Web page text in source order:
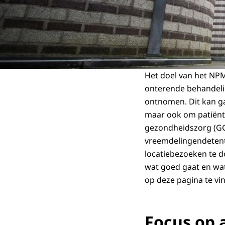
Het doel van het
onterende
ontnomen. Dit kan
maar ook om
gezondheidszorg
locatiebezoeken te
wat goed gaat en
op deze pagina te